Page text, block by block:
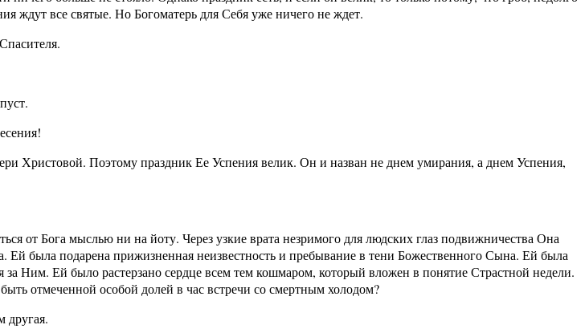
ждут все святые. Но Богоматерь для Себя уже ничего не ждет.
Христовой. Поэтому праздник Ее Успения велик. Он и назван не днем умирания, а днем Успения,
от Бога мыслью ни на йоту. Через узкие врата незримого для людских глаз подвижничества Она
была подарена прижизненная неизвестность и пребывание в тени Божественного Сына. Ей была
Ним. Ей было растерзано сердце всем тем кошмаром, который вложен в понятие Страстной недели.
отмеченной особой долей в час встречи со смертным холодом?
другая.